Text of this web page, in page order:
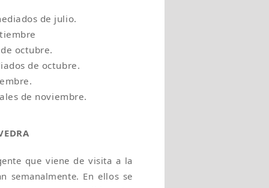
de julio.
octubre.
de octubre.
de noviembre.
que viene de visita a la
semanalmente. En ellos se